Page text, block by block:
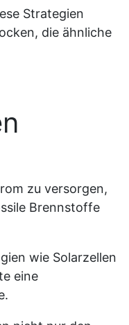
Strategien
die ähnliche
zu versorgen,
Brennstoffe
wie Solarzellen
eine